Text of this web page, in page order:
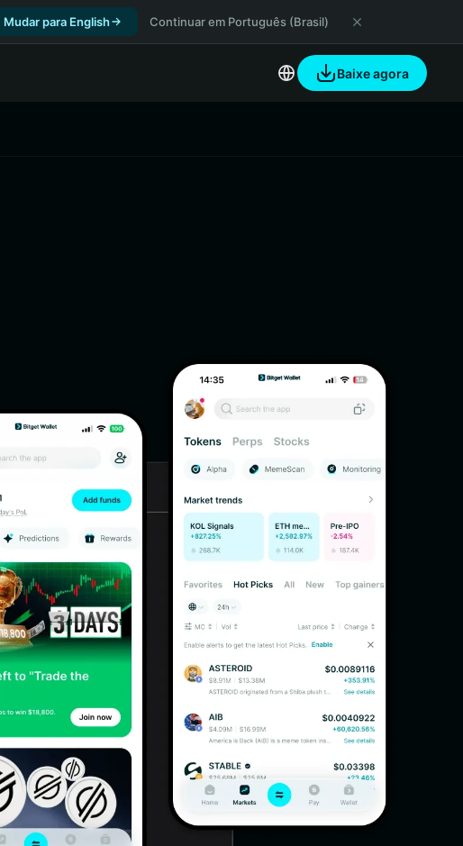
Mudar para English Continuar em Português (Brasil)
Baixe agora